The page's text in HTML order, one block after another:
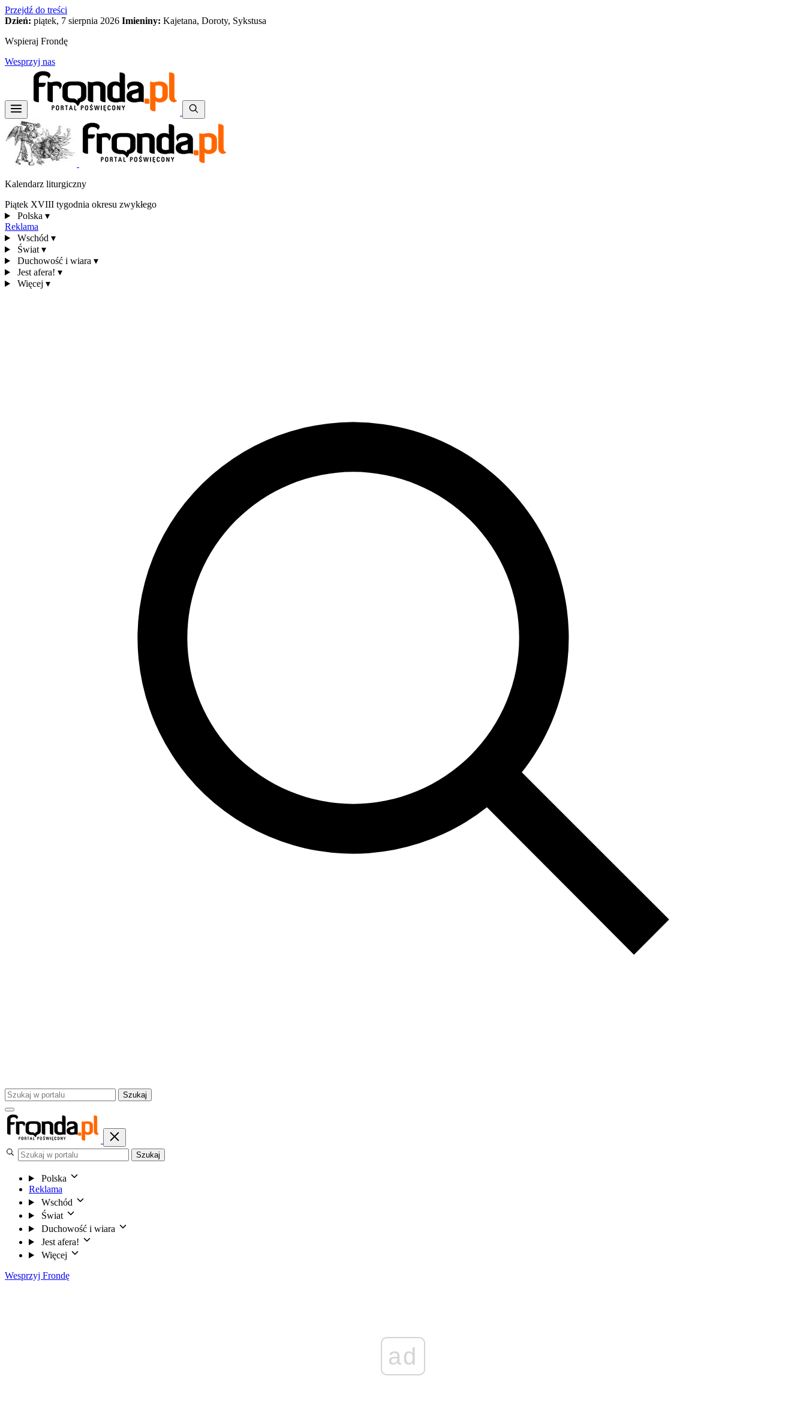
Przejdź do treści
Dzień: piątek, 7 sierpnia 2026 Imieniny: Kajetana, Doroty, Sykstusa
Wspieraj Frondę
Wesprzyj nas
Kalendarz liturgiczny
Piątek XVIII tygodnia okresu zwykłego
Polska ▾
Reklama
Wschód ▾
Świat ▾
Duchowość i wiara ▾
Jest afera! ▾
Więcej ▾
Szukaj
Szukaj
Polska
Reklama
Wschód
Świat
Duchowość i wiara
Jest afera!
Więcej
Wesprzyj Frondę
ad